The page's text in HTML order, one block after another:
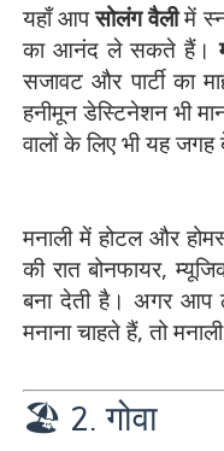
यहाँ आपसोलंग वैलीमें
का आनंद ले सकते हैं।
सजावट और पार्टी का
हनीमून डेस्टिनेशन भी
वालों के लिए भी यह जगह
मनाली में होटल और
की रात बोनफायर,
बना देती है। अगर आप
मनाना चाहते हैं, तो
🏖️ 2. गोवा